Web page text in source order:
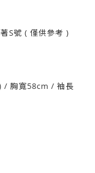
S號 ( 僅供參考 )
/ 胸寬58cm / 袖長